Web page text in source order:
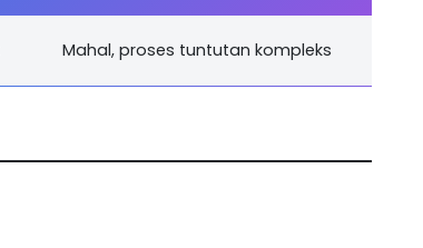
Mahal, proses tuntutan kompleks